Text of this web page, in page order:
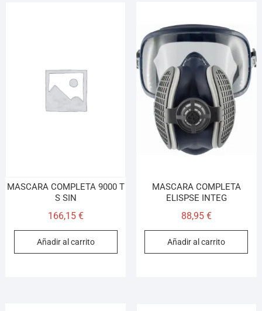
MASCARA COMPLETA 9000 T
S SIN
166,15 €
Añadir al carrito
MASCARA COMPLETA
ELISPSE INTEG
88,95 €
Añadir al carrito